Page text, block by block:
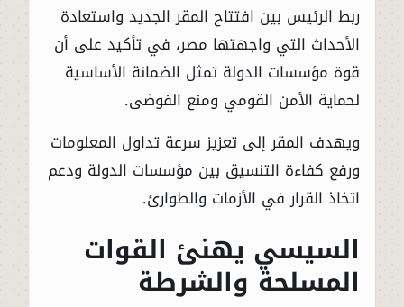
ربط الرئيس بين افتتاح المقر الجديد واستعادة
الأحداث التي واجهتها مصر، في تأكيد على أن
قوة مؤسسات الدولة تمثل الضمانة الأساسية
لحماية الأمن القومي ومنع الفوضى.
ويهدف المقر إلى تعزيز سرعة تداول المعلومات
ورفع كفاءة التنسيق بين مؤسسات الدولة ودعم
اتخاذ القرار في الأزمات والطوارئ.
السيسي يهنئ القوات
المسلحة والشرطة